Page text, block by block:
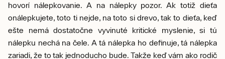
hovorí nálepkovanie. A na nálepky pozor. Ak totiž dieťa
onálepkujete, toto ti nejde, na toto si drevo, tak to dieťa, keď
ešte nemá dostatočne vyvinuté kritické myslenie, si tú
nálepku nechá na čele. A tá nálepka ho definuje, tá nálepka
zariadi, že to tak jednoducho bude. Takže keď vám ako rodič